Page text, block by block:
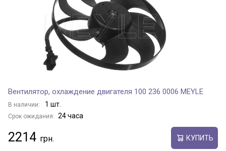
Вентилятор, охлаждение двигателя 100 236 0006 MEYLE
В наличии: 1 шт.
Срок ожидания: 24 часа
2214 КУПИТЬ